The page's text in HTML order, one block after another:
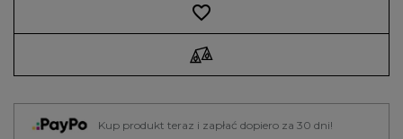
favorite_border
Kup produkt teraz i zapłać dopiero za 30 dni!